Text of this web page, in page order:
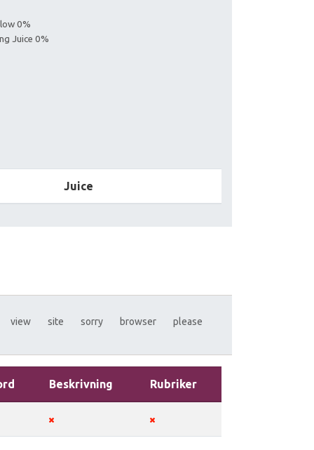
0%
Juice 0%
Juice
view site sorry browser please
Beskrivning Rubriker